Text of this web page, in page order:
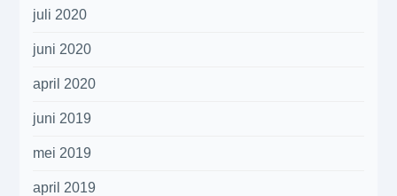
juli 2020
juni 2020
april 2020
juni 2019
mei 2019
april 2019